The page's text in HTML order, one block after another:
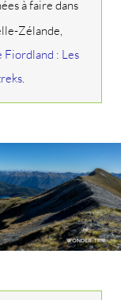
à faire dans
Zélande,
Fiordland : Les
.